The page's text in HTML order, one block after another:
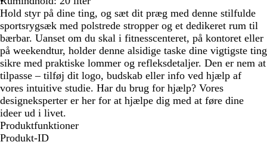
Hold styr på dine ting, og sæt dit præg med denne stilfulde
sportsrygsæk med polstrede stropper og et dedikeret rum til
bærbar. Uanset om du skal i fitnesscenteret, på kontoret eller
på weekendtur, holder denne alsidige taske dine vigtigste ting
sikre med praktiske lommer og refleksdetaljer. Den er nem at
tilpasse – tilføj dit logo, budskab eller info ved hjælp af
vores intuitive studie. Har du brug for hjælp? Vores
designeksperter er her for at hjælpe dig med at føre dine
ideer ud i livet.
Produktfunktioner
Produkt-ID